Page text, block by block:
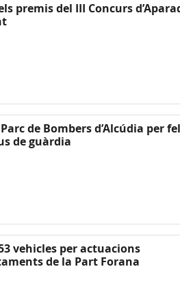
premis del III Concurs
de Bombers d’Alcúdia per
de guàrdia
vehicles per actuacions
de la Part Forana